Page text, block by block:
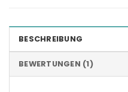
BESCHREIBUNG
BEWERTUNGEN (1)